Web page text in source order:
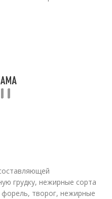
грудку, нежирные сорта
форель, творог, нежирные